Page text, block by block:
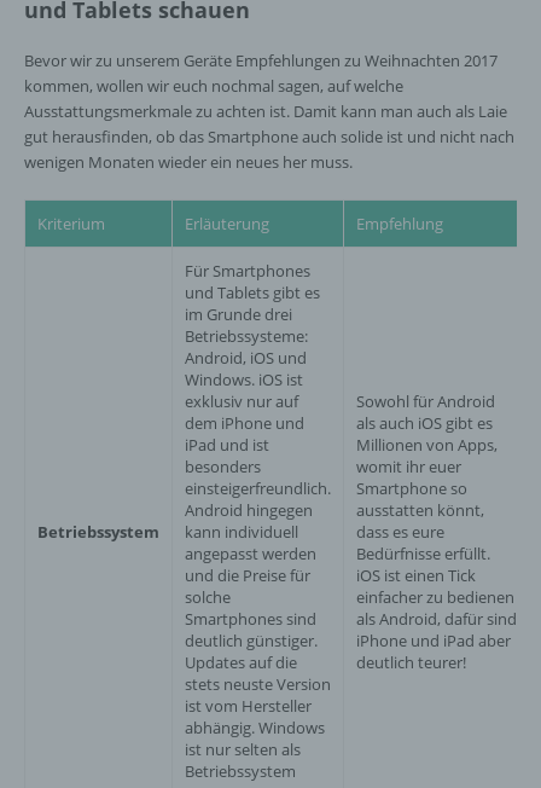
und Tablets schauen
Bevor wir zu unserem Geräte Empfehlungen zu Weihnachten 2017
kommen, wollen wir euch nochmal sagen, auf welche
Ausstattungsmerkmale zu achten ist. Damit kann man auch als Laie
gut herausfinden, ob das Smartphone auch solide ist und nicht nach
wenigen Monaten wieder ein neues her muss.
Kriterium Erläuterung Empfehlung
Betriebssystem
Für Smartphones
und Tablets gibt es
im Grunde drei
Betriebssysteme:
Android, iOS und
Windows. iOS ist
exklusiv nur auf
dem iPhone und
iPad und ist
besonders
einsteigerfreundlich.
Android hingegen
kann individuell
angepasst werden
und die Preise für
solche
Smartphones sind
deutlich günstiger.
Updates auf die
stets neuste Version
ist vom Hersteller
abhängig. Windows
ist nur selten als
Betriebssystem
Sowohl für Android
als auch iOS gibt es
Millionen von Apps,
womit ihr euer
Smartphone so
ausstatten könnt,
dass es eure
Bedürfnisse erfüllt.
iOS ist einen Tick
einfacher zu bedienen
als Android, dafür sind
iPhone und iPad aber
deutlich teurer!